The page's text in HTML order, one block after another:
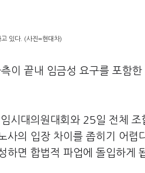
있다. (사진=현대차)
이 끝내 임금성 요구를 포함한
시대의원대회와 25일 전체 조
사의 입장 차이를 좁히기 어렵
하면 합법적 파업에 돌입하게